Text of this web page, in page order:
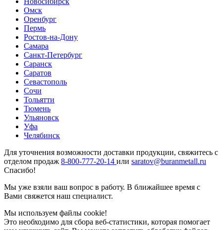
Омск
Оренбург
Пермь
Ростов-на-Дону
Самара
Санкт-Петербург
Саранск
Саратов
Севастополь
Сочи
Тольятти
Тюмень
Ульяновск
Уфа
Челябинск
Для уточнения возможности доставки продукции, свяжитесь с
отделом продаж 8-800-777-20-14 или saratov@buranmetall.ru
Спасибо!
Мы уже взяли ваш вопрос в работу. В ближайшее время с
Вами свяжется наш специалист.
Мы используем файлы cookie!
Это необходимо для сбора веб-статистики, которая помогает